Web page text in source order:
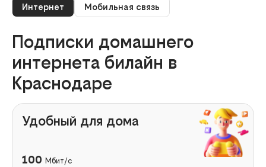
Интернет Мобильная связь
Подписки домашнего
интернета билайн в
Краснодаре
Удобный для дома
100 Мбит/с